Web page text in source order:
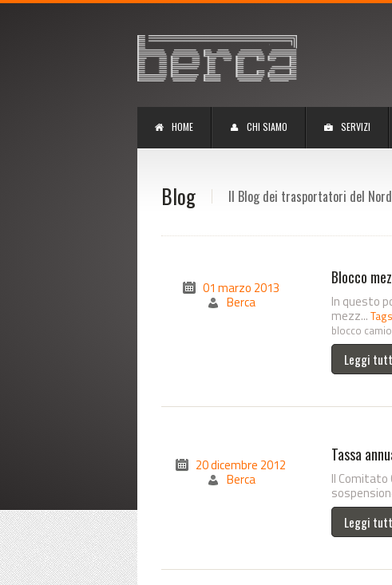
HOME CHI SIAMO SERVIZI
Blog Il Blog dei trasportatori del
01 marzo 2013
Berca
Blocco
In questo
mezz...
blocco
Leggi
20 dicembre 2012
Berca
Tassa
Il
Leggi